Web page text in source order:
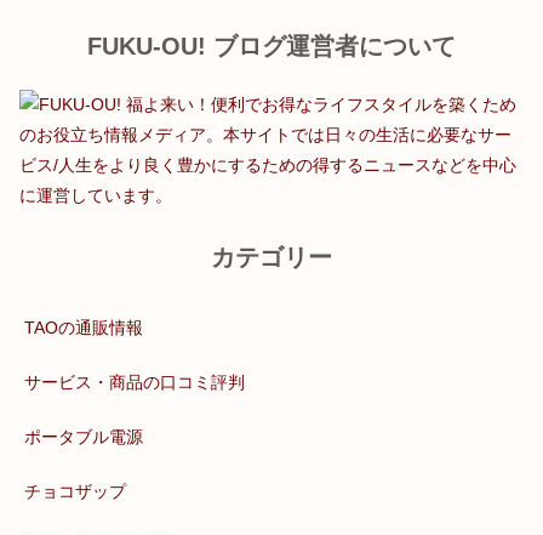
FUKU-OU! ブログ運営者について
福よ来い！便利でお得なライフスタイルを築くため
のお役立ち情報メディア。本サイトでは日々の生活に必要なサー
ビス/人生をより良く豊かにするための得するニュースなどを中心
に運営しています。
カテゴリー
TAOの通販情報
サービス・商品の口コミ評判
ポータブル電源
チョコザップ